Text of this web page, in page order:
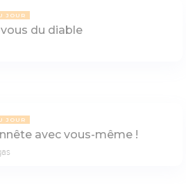
JOUR
du diable
JOUR
avec vous-même !